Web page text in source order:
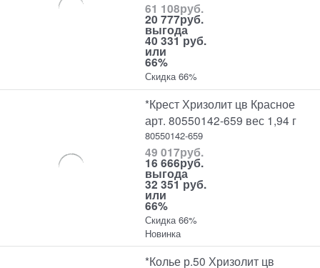
61 108руб.
20 777руб.
выгода
40 331 руб.
или
66%
Скидка 66%
*Крест Хризолит цв Красное
арт. 80550142-659 вес 1,94 г
80550142-659
49 017руб.
16 666руб.
выгода
32 351 руб.
или
66%
Скидка 66%
Новинка
*Колье р.50 Хризолит цв